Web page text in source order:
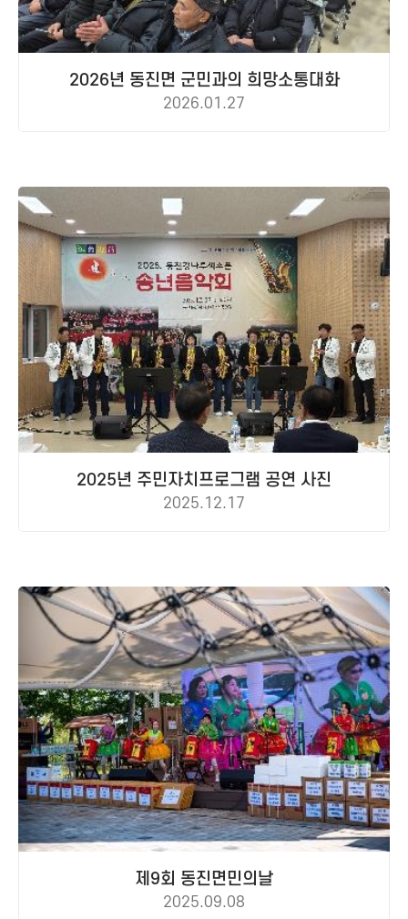
2026년 동진면 군민과의 희망소통대화
2026.01.27
2025년 주민자치프로그램 공연 사진
2025.12.17
제9회 동진면민의날
2025.09.08